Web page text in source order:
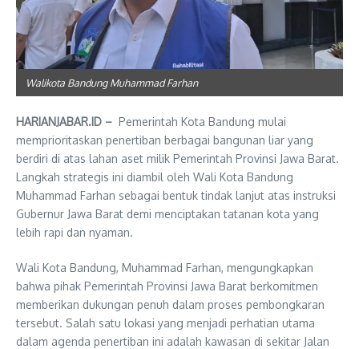
Walikota Bandung Muhammad Farhan
HARIANJABAR.ID – Pemerintah Kota Bandung mulai
memprioritaskan penertiban berbagai bangunan liar yang
berdiri di atas lahan aset milik Pemerintah Provinsi Jawa Barat.
Langkah strategis ini diambil oleh Wali Kota Bandung
Muhammad Farhan sebagai bentuk tindak lanjut atas instruksi
Gubernur Jawa Barat demi menciptakan tatanan kota yang
lebih rapi dan nyaman.
Wali Kota Bandung, Muhammad Farhan, mengungkapkan
bahwa pihak Pemerintah Provinsi Jawa Barat berkomitmen
memberikan dukungan penuh dalam proses pembongkaran
tersebut. Salah satu lokasi yang menjadi perhatian utama
dalam agenda penertiban ini adalah kawasan di sekitar Jalan